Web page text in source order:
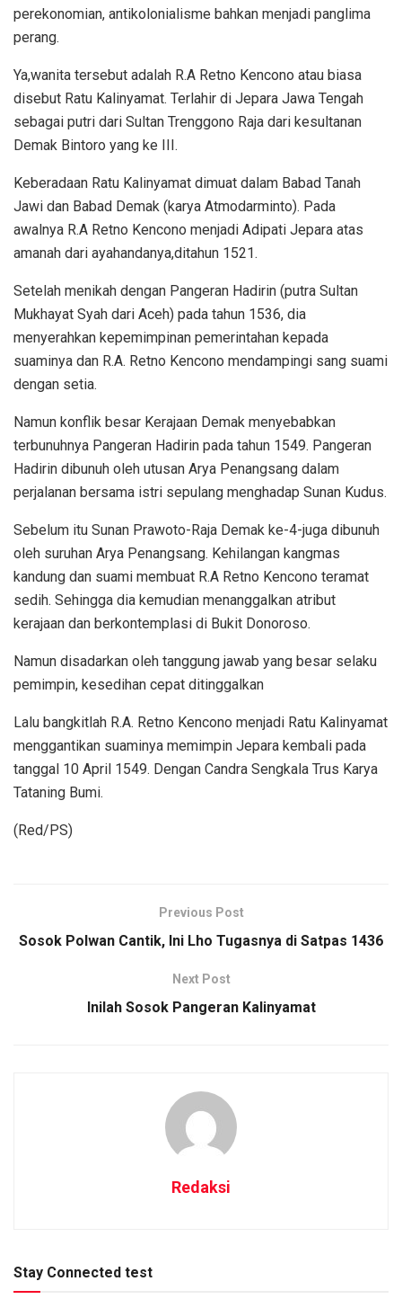
perekonomian, antikolonialisme bahkan menjadi panglima
perang.
Ya,wanita tersebut adalah R.A Retno Kencono atau biasa
disebut Ratu Kalinyamat. Terlahir di Jepara Jawa Tengah
sebagai putri dari Sultan Trenggono Raja dari kesultanan
Demak Bintoro yang ke III.
Keberadaan Ratu Kalinyamat dimuat dalam Babad Tanah
Jawi dan Babad Demak (karya Atmodarminto). Pada
awalnya R.A Retno Kencono menjadi Adipati Jepara atas
amanah dari ayahandanya,ditahun 1521.
Setelah menikah dengan Pangeran Hadirin (putra Sultan
Mukhayat Syah dari Aceh) pada tahun 1536, dia
menyerahkan kepemimpinan pemerintahan kepada
suaminya dan R.A. Retno Kencono mendampingi sang suami
dengan setia.
Namun konflik besar Kerajaan Demak menyebabkan
terbunuhnya Pangeran Hadirin pada tahun 1549. Pangeran
Hadirin dibunuh oleh utusan Arya Penangsang dalam
perjalanan bersama istri sepulang menghadap Sunan Kudus.
Sebelum itu Sunan Prawoto-Raja Demak ke-4-juga dibunuh
oleh suruhan Arya Penangsang. Kehilangan kangmas
kandung dan suami membuat R.A Retno Kencono teramat
sedih. Sehingga dia kemudian menanggalkan atribut
kerajaan dan berkontemplasi di Bukit Donoroso.
Namun disadarkan oleh tanggung jawab yang besar selaku
pemimpin, kesedihan cepat ditinggalkan
Lalu bangkitlah R.A. Retno Kencono menjadi Ratu Kalinyamat
menggantikan suaminya memimpin Jepara kembali pada
tanggal 10 April 1549. Dengan Candra Sengkala Trus Karya
Tataning Bumi.
(Red/PS)
Previous Post
Sosok Polwan Cantik, Ini Lho Tugasnya di Satpas 1436
Next Post
Inilah Sosok Pangeran Kalinyamat
Redaksi
Stay Connected test